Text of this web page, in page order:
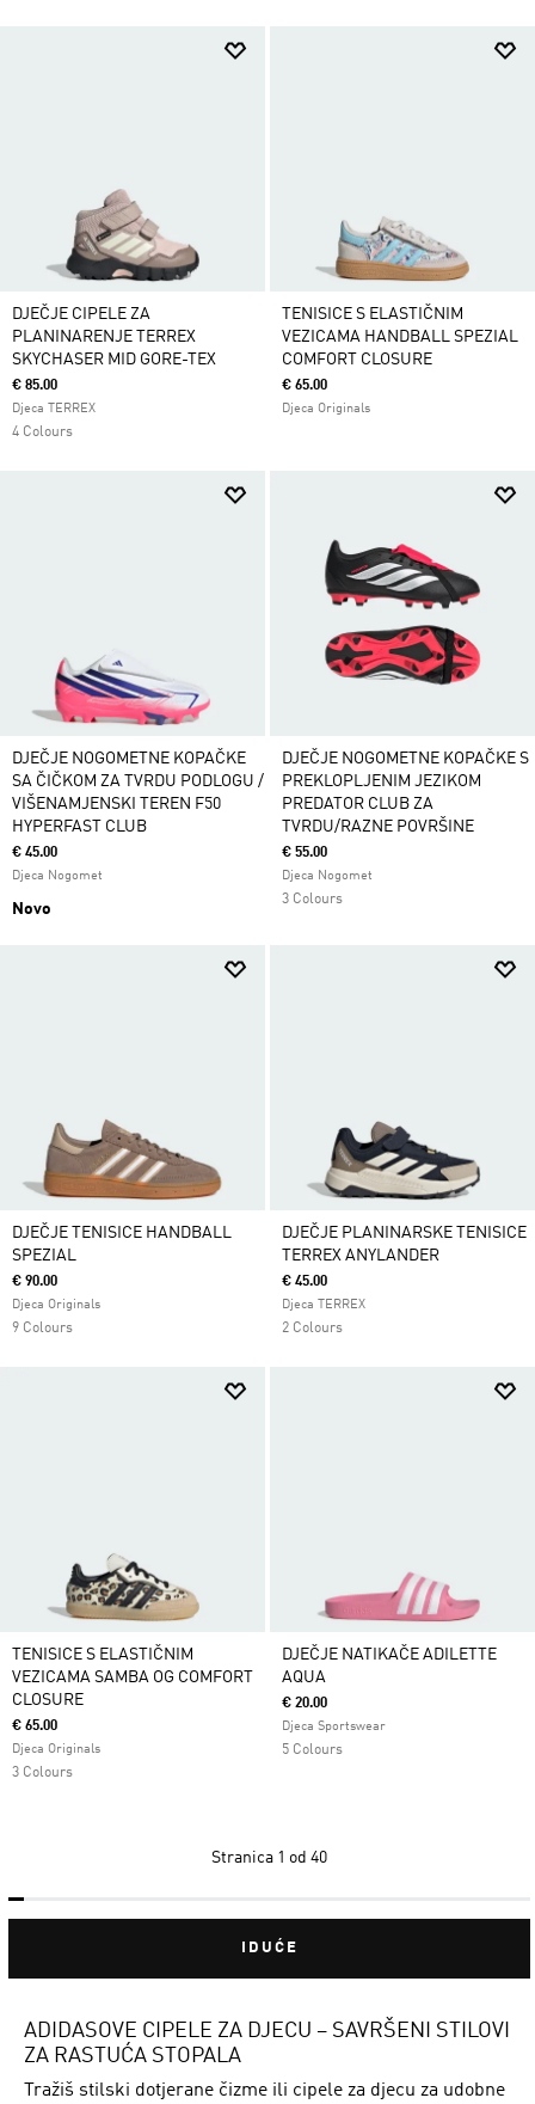
DJEČJE CIPELE ZA
PLANINARENJE TERREX
SKYCHASER MID GORE-TEX
€ 85.00
Djeca TERREX
4 Colours
TENISICE S ELASTIČNIM
VEZICAMA HANDBALL SPEZIAL
COMFORT CLOSURE
€ 65.00
Djeca Originals
DJEČJE NOGOMETNE KOPAČKE
SA ČIČKOM ZA TVRDU PODLOGU /
VIŠENAMJENSKI TEREN F50
HYPERFAST CLUB
€ 45.00
Djeca Nogomet
Novo
DJEČJE NOGOMETNE KOPAČKE S
PREKLOPLJENIM JEZIKOM
PREDATOR CLUB ZA
TVRDU/RAZNE POVRŠINE
€ 55.00
Djeca Nogomet
3 Colours
DJEČJE TENISICE HANDBALL
SPEZIAL
€ 90.00
Djeca Originals
9 Colours
DJEČJE PLANINARSKE TENISICE
TERREX ANYLANDER
€ 45.00
Djeca TERREX
2 Colours
TENISICE S ELASTIČNIM
VEZICAMA SAMBA OG COMFORT
CLOSURE
€ 65.00
Djeca Originals
3 Colours
DJEČJE NATIKAČE ADILETTE
AQUA
€ 20.00
Djeca Sportswear
5 Colours
Stranica 1 od 40
IDUĆE
ADIDASOVE CIPELE ZA DJECU – SAVRŠENI STILOVI
ZA RASTUĆA STOPALA
Tražiš stilski dotjerane čizme ili cipele za djecu za udobne